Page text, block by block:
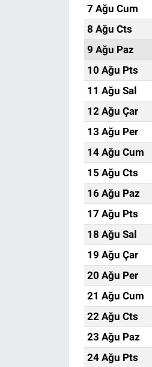
7 Ağu Cum
8 Ağu Cts
9 Ağu Paz
10 Ağu Pts
11 Ağu Sal
12 Ağu Çar
13 Ağu Per
14 Ağu Cum
15 Ağu Cts
16 Ağu Paz
17 Ağu Pts
18 Ağu Sal
19 Ağu Çar
20 Ağu Per
21 Ağu Cum
22 Ağu Cts
23 Ağu Paz
24 Ağu Pts